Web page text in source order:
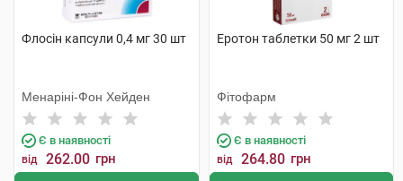
Флосін капсули 0,4 мг 30 шт
Менаріні-Фон Хейден
Є в наявності
від 262.00 грн
Еротон таблетки 50 мг 2 шт
Фітофарм
Є в наявності
від 264.80 грн